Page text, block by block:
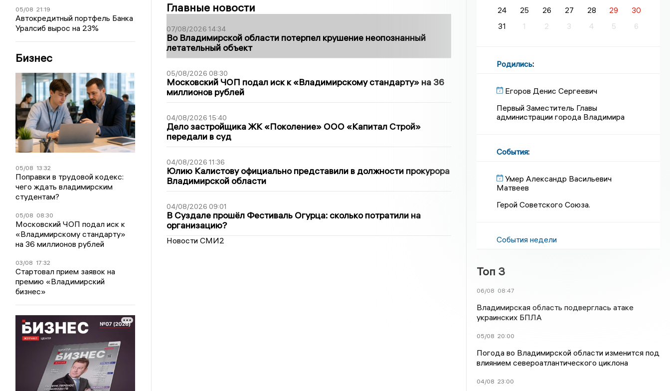
05/08 21:19
Автокредитный портфель Банка
Уралсиб вырос на 23%
Бизнес
05/08 13:32
Поправки в трудовой кодекс:
чего ждать владимирским
студентам?
05/08 08:30
Московский ЧОП подал иск к
«Владимирскому стандарту»
на 36 миллионов рублей
03/08 17:32
Стартовал прием заявок на
премию «Владимирский
бизнес»
Главные новости
07/08/2026 14:34
Во Владимирской области потерпел крушение неопознанный
летательный объект
05/08/2026 08:30
Московский ЧОП подал иск к «Владимирскому стандарту» на 36
миллионов рублей
04/08/2026 15:40
Дело застройщика ЖК «Поколение» ООО «Капитал Строй»
передали в суд
04/08/2026 11:36
Юлию Калистову официально представили в должности прокурора
Владимирской области
04/08/2026 09:01
В Суздале прошёл Фестиваль Огурца: сколько потратили на
организацию?
Новости СМИ2
24
25 26 27 28 29
30
31
1 2 3 4 5 6
Родились:
Егоров Денис Сергеевич
Первый Заместитель Главы
администрации города Владимира
События:
Умер Александр Васильевич
Матвеев
Герой Советского Союза.
События недели
Топ 3
06/08 08:47
Владимирская область подверглась атаке
украинских БПЛА
05/08 20:00
Погода во Владимирской области изменится под
влиянием североатлантического циклона
04/08 23:00